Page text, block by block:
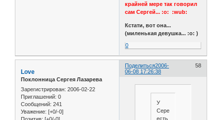
крайней мере так говорил
сам Сергей... :o: :wub:
Кстати, вот она...
(миленькая девушка... :o: )
0
Поделиться 58
2006-
06-08 17:26:38
Love
Поклонница Сергея Лазарева
Зарегистрирован: 2006-02-22
Приглашений: 0
Сообщений: 241
Уважение: [+0/-0]
У
Сережки
есть